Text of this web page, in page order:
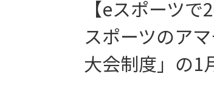
【eスポーツ
スポーツのア
大会制度」の1